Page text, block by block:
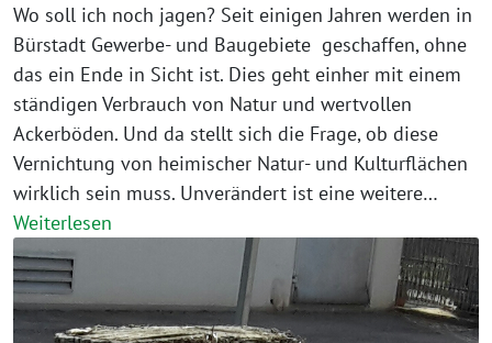
Wo soll ich noch jagen? Seit einigen Jahren werden in
Bürstadt Gewerbe- und Baugebiete geschaffen, ohne
das ein Ende in Sicht ist. Dies geht einher mit einem
ständigen Verbrauch von Natur und wertvollen
Ackerböden. Und da stellt sich die Frage, ob diese
Vernichtung von heimischer Natur- und Kulturflächen
wirklich sein muss. Unverändert ist eine weitere…
Weiterlesen